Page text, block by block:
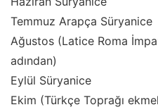
Temmuz Arapça Süryanice
Ağustos (Latice Roma
adından)
Eylül Süryanice
Ekim (Türkçe Toprağı